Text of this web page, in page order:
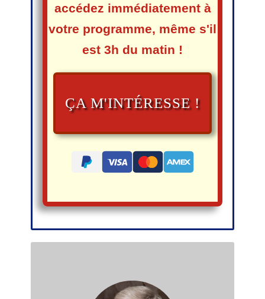
accédez immédiatement à
votre programme, même s'il
est 3h du matin !
ÇA M'INTÉRESSE !